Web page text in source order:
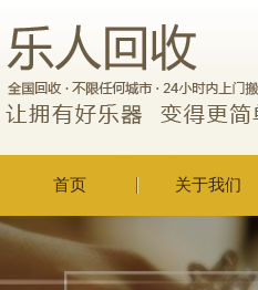
首页 关于我们